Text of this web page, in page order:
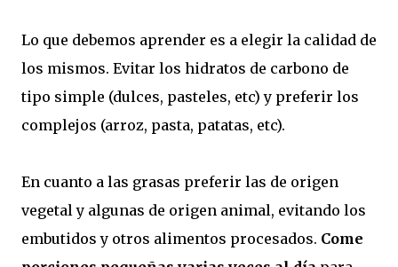
Lo que debemos aprender es a elegir la calidad de
los mismos. Evitar los hidratos de carbono de
tipo simple (dulces, pasteles, etc) y preferir los
complejos (arroz, pasta, patatas, etc).
En cuanto a las grasas preferir las de origen
vegetal y algunas de origen animal, evitando los
embutidos y otros alimentos procesados. Come